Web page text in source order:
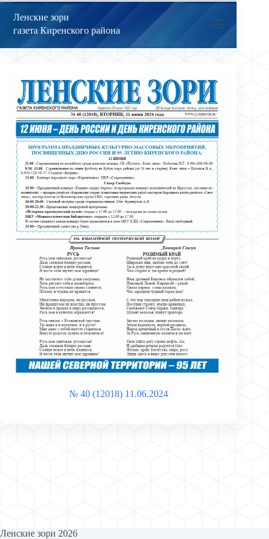
Перейти
Ленские зори
газета Киренского района
№ 40 (12018) 11.06.2024
Ленские зори 2026